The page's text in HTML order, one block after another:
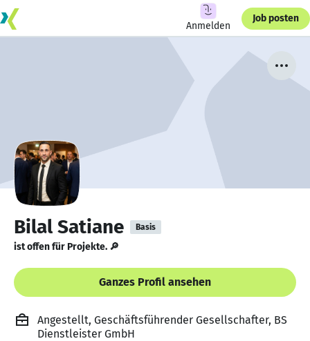
Anmelden
Job posten
Bilal Satiane Basis
ist offen für Projekte. 🔎
Ganzes Profil ansehen
Angestellt, Geschäftsführender Gesellschafter, BS
Dienstleister GmbH